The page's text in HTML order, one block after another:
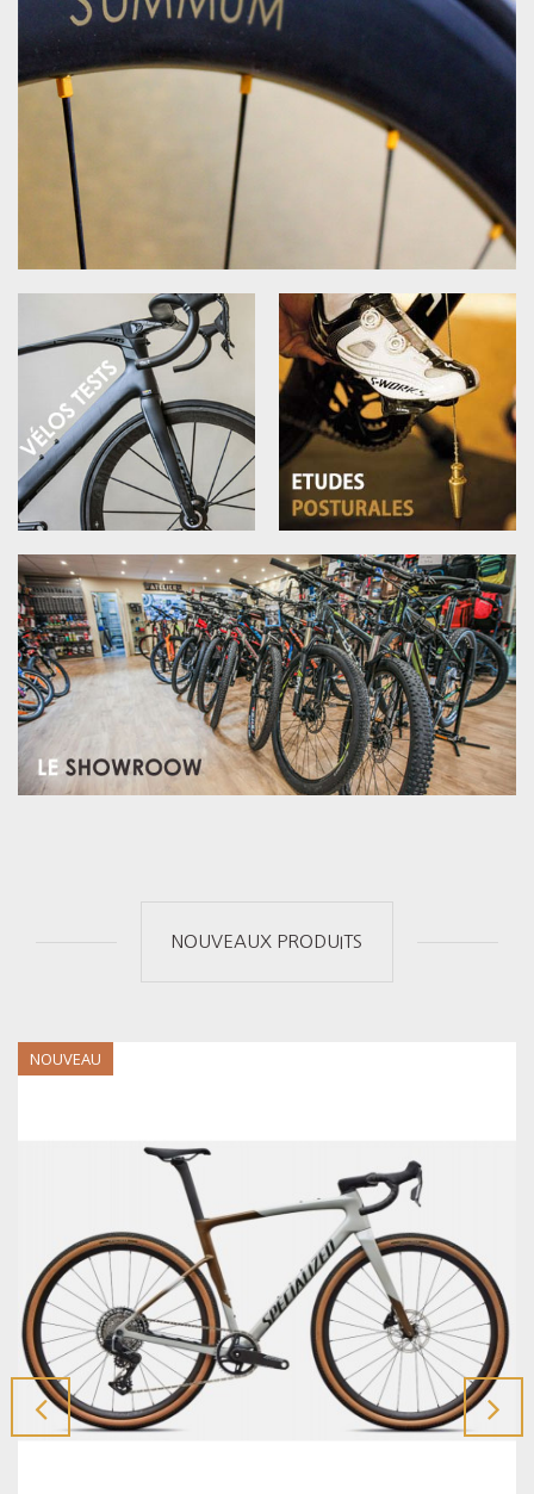
NOUVEAUX PRODUITS
NOUVEAU